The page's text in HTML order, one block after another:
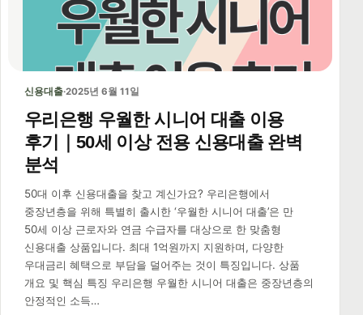
신용대출·2025년 6월 11일
우리은행 우월한 시니어 대출 이용
후기｜50세 이상 전용 신용대출 완벽
분석
50대 이후 신용대출을 찾고 계신가요? 우리은행에서
중장년층을 위해 특별히 출시한 ‘우월한 시니어 대출’은 만
50세 이상 근로자와 연금 수급자를 대상으로 한 맞춤형
신용대출 상품입니다. 최대 1억원까지 지원하며, 다양한
우대금리 혜택으로 부담을 덜어주는 것이 특징입니다. 상품
개요 및 핵심 특징 우리은행 우월한 시니어 대출은 중장년층의
안정적인 소득…